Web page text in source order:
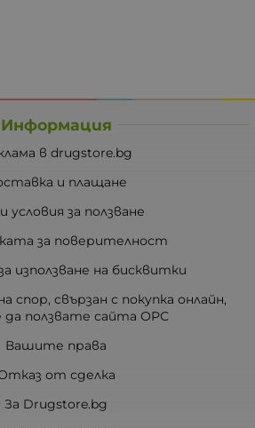
Информация
в drugstore.bg
и плащане
условия за ползване
за поверителност
използване на бисквитки
спор, свързан с покупка онлайн,
ползвате сайта ОРС
Вашите права
от сделка
За Drugstore.bg